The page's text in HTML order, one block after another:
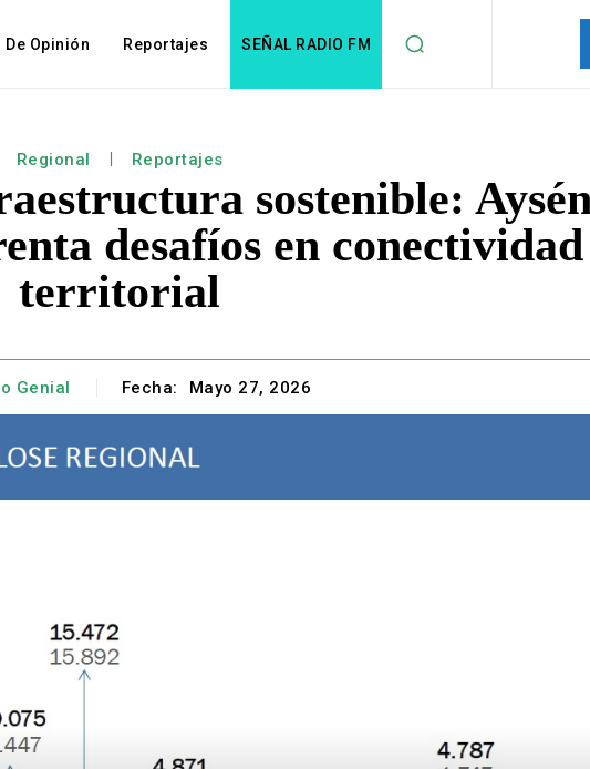
De Opinión Reportajes SEÑAL RADIO FM
Regional Reportajes
sostenible:
desafíos en
territorial
Genial Fecha: Mayo 27, 2026